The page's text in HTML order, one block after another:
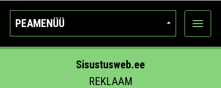
PEAMENÜÜ
Ava
Sisustusweb.ee
REKLAAM